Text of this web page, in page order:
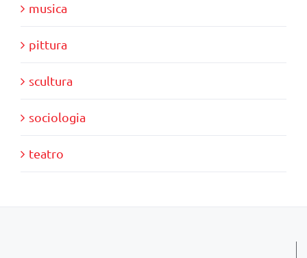
musica
pittura
scultura
sociologia
teatro